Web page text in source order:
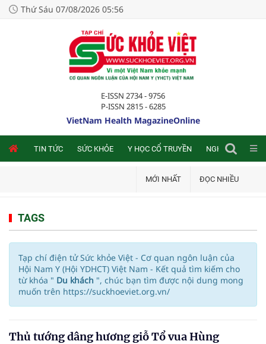
Thứ Sáu 07/08/2026 05:56
E-ISSN 2734 - 9756
P-ISSN 2815 - 6285
VietNam Health MagazineOnline
TIN TỨC SỨC KHỎE Y HỌC CỔ TRUYỀN NGHIÊN CỨU
MỚI NHẤT ĐỌC NHIỀU
TAGS
Tạp chí điện tử Sức khỏe Việt - Cơ quan ngôn luận của
Hội Nam Y (Hội YDHCT) Việt Nam - Kết quả tìm kiếm cho
từ khóa " Du khách ", chúc bạn tìm được nội dung mong
muốn trên https://suckhoeviet.org.vn/
Thủ tướng dâng hương giỗ Tổ vua Hùng